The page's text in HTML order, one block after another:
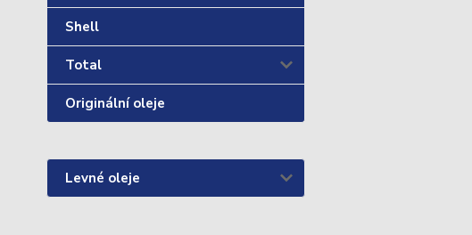
Shell
Total
Originální oleje
Levné oleje